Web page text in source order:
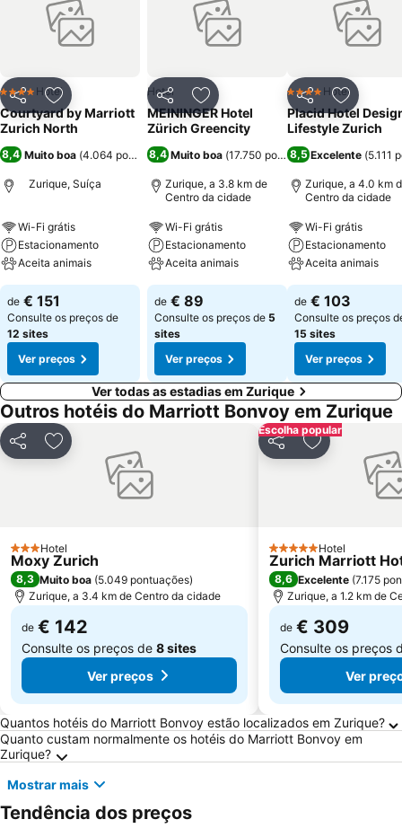
café da manhã, baby-sitting, aluguel de automóveis, serviço de
câmbio, concierge, jornal diário, loja de souvenir, serviço de
engraxate e lavanderia com lavagem a seco. O uso da internet é
são admitidos sob custos adicionais. Crianças de até 11 anos não
pagam por cama extra que já existir na acomodação. O hotel
oferece condições especiais a grupos de viajantes. O check-in vai
PartilharAdicionar aos favoritos
4 EstrelasHotel
Courtyard by Marriott
Zurich North
8,4 Muito boa (4.064 pontuações)
Zurique, Suíça
Wi-Fi grátis
Estacionamento
Aceita animais
de € 151
Consulte os preços de
12 sites
Ver preços
PartilharAdicionar aos favoritos
Hotel
MEININGER Hotel
Zürich Greencity
8,4 Muito boa (17.750 pontuações)
Zurique, a 3.8 km de
Centro da cidade
Wi-Fi grátis
Estacionamento
Aceita animais
de € 89
Consulte os preços de 5
sites
Ver preços
Partilhar
4 EstrelasHotel
Placid Hotel
Lifestyle Zurich
8,5 Excelente (5.111
Zurique, a 4.0 km
Centro da cidade
Wi-Fi grátis
Estacionamento
Aceita animais
de € 103
Consulte os preços
15 sites
Ver preços
Ver todas as estadias em Zurique
Outros hotéis do Marriott Bonvoy em Zurique
PartilharAdicionar aos favoritos
3 Estrelas
Hotel
Moxy Zurich
8,3 Muito boa (5.049 pontuações)
Zurique, a 3.4 km de Centro da cidade
de € 142
Consulte os preços de 8 sites
Ver preços
Escolha popular
PartilharAdicionar
5 EstrelasHotel
Zurich Marriott
8,6 Excelente (7.175
Zurique, a 1.2 km de
de € 309
Consulte os preços
Ver
Perguntas Frequentes sobre Zurique
Quantos hotéis do Marriott Bonvoy estão localizados em Zurique?
Quanto custam normalmente os hotéis do Marriott Bonvoy em
Zurique?
Mostrar mais
Tendência dos preços